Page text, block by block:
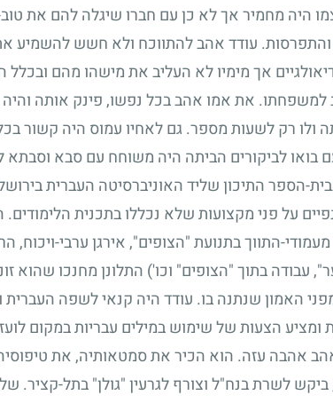
היה מחמיר אך לא כן עם חברו שיגלה להם את
עודד אהב להתווכח ולא חשש להשמיע
אך מימיו לא העליב את מישהו מהם ובכלל
למשפחתו. את אמו אהב בכל נפשו, פינק אותה
ולו רק לשעות מספר. גם לאחיו עמוס היה קשור
בואו לביקורים הביתה היה משוחח עם סבא וסבתא
הספר התיכון שליד האוניברסיטה העברית
על פני מקצועות שלא נכללו בתכנית הלימודים.
התווך בתנועת "הצופים", אירגן ערבי-ויכוח,
עבודה בתוך "הצופים" וכו') התלונן מחנכו שהוא
האמון שנתנה בו. עודד היה קנאי לשפה
הצעות של שימוש במילים עבריות במקום
אהב אהבה עזה. הוא הכיר את סמטאותיה, את
ביקש לשרת בנח"ל וצורף לגרעין "גולן" בתל-קציר.